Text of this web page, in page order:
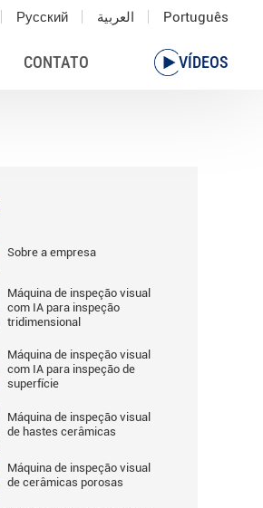
Русский العربية Português
CONTATO VÍDEOS
Sobre a empresa
Máquina de inspeção visual
com IA para inspeção
tridimensional
Máquina de inspeção visual
com IA para inspeção de
superfície
Máquina de inspeção visual
de hastes cerâmicas
Máquina de inspeção visual
de cerâmicas porosas